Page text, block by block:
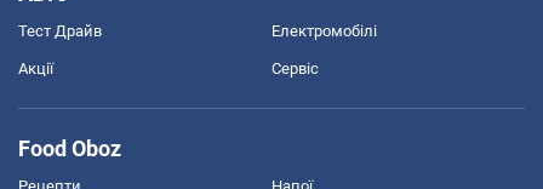
Тест Драйв Електромобілі
Акції Сервіс
Food Oboz